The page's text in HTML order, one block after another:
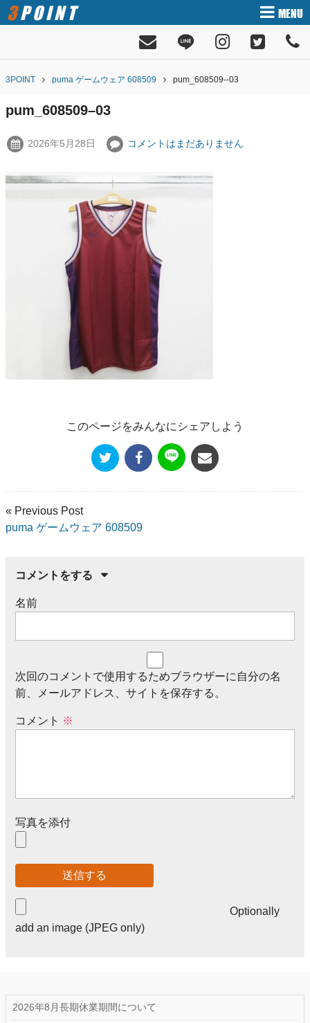
3POINT MENU
3POINT puma ゲームウェア 608509 pum_608509--03
pum_608509–03
2026年5月28日 コメントはまだありません
このページをみんなにシェアしよう
« Previous Post
puma ゲームウェア 608509
コメントをする
名前
次回のコメントで使用するためブラウザーに自分の名
前、メールアドレス、サイトを保存する。
コメント ※
写真を添付
Optionally
add an image (JPEG only)
2026年8月長期休業期間について